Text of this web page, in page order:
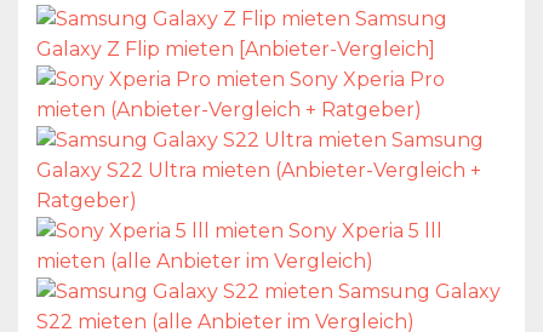
Samsung
Galaxy Z Flip mieten [Anbieter-Vergleich]
Sony Xperia Pro
mieten (Anbieter-Vergleich + Ratgeber)
Samsung
Galaxy S22 Ultra mieten (Anbieter-Vergleich +
Ratgeber)
Sony Xperia 5 lll
mieten (alle Anbieter im Vergleich)
Samsung Galaxy
S22 mieten (alle Anbieter im Vergleich)